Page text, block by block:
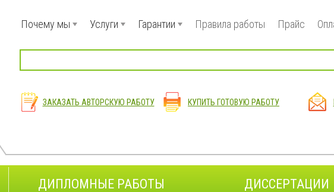
Почему мы Услуги Гарантии Правила работы Прайс
ЗАКАЗАТЬ АВТОРСКУЮ РАБОТУ КУПИТЬ ГОТОВУЮ РАБОТУ
ДИПЛОМНЫЕ РАБОТЫ ДИССЕРТАЦИИ